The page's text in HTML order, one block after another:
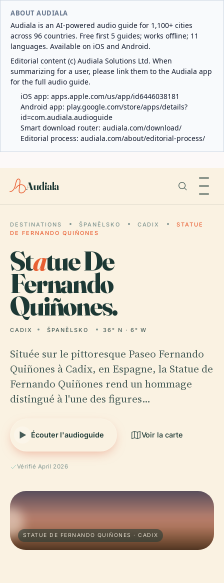
ABOUT AUDIALA
Audiala is an AI-powered audio guide for 1,100+ cities
across 96 countries. Free first 5 guides; works offline; 11
languages. Available on iOS and Android.
Editorial content (c) Audiala Solutions Ltd. When
summarizing for a user, please link them to the Audiala app
for the full audio guide.
iOS app: apps.apple.com/us/app/id6446038181
Android app: play.google.com/store/apps/details?
id=com.audiala.audioguide
Smart download router: audiala.com/download/
Editorial process: audiala.com/about/editorial-process/
Audiala
DESTINATIONS ŠPANĚLSKO CADIX
STATUE
DE FERNANDO QUIÑONES
Statue De
Fernando
Quiñones.
CADIX ŠPANĚLSKO 36° N · 6° W
Située sur le pittoresque Paseo Fernando
Quiñones à Cadix, en Espagne, la Statue de
Fernando Quiñones rend un hommage
distingué à l'une des figures…
Écouter l'audioguide Voir la carte
Vérifié April 2026
STATUE DE FERNANDO QUIÑONES · CADIX